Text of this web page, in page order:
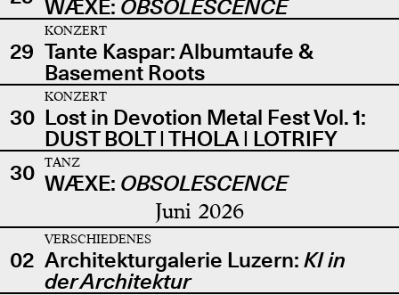
WÆXE: OBSOLESCENCE
29
KONZERT
Tante Kaspar: Albumtaufe &
Basement Roots
30
KONZERT
Lost in Devotion Metal Fest Vol. 1:
DUST BOLT | THOLA | LOTRIFY
30
TANZ
WÆXE: OBSOLESCENCE
Juni 2026
02
VERSCHIEDENES
Architekturgalerie Luzern: KI in
der Architektur